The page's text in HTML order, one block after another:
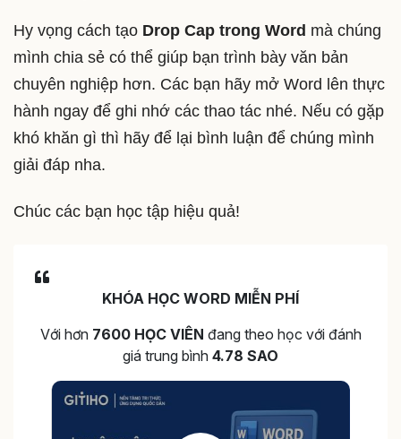
Hy vọng cách tạo Drop Cap trong Word mà chúng
mình chia sẻ có thể giúp bạn trình bày văn bản
chuyên nghiệp hơn. Các bạn hãy mở Word lên thực
hành ngay để ghi nhớ các thao tác nhé. Nếu có gặp
khó khăn gì thì hãy để lại bình luận để chúng mình
giải đáp nha.
Chúc các bạn học tập hiệu quả!
KHÓA HỌC WORD MIỄN PHÍ
Với hơn 7600 HỌC VIÊN đang theo học với đánh
giá trung bình 4.78 SAO